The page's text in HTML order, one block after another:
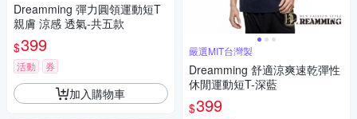
Dreamming 彈力圓領運動短T
親膚 涼感 透氣-共五款
$399
活動 券
加入購物車
嚴選MIT台灣製
Dreamming 舒適涼爽速乾彈性
休閒運動短T-深藍
$399